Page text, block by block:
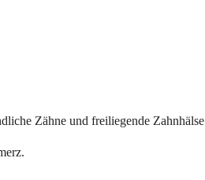
Zähne und freiliegende Zahnhälse